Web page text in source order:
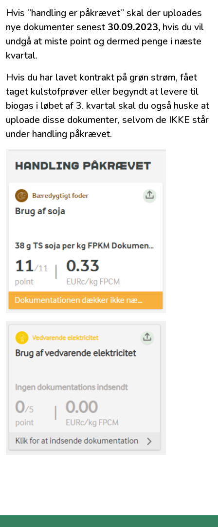
Hvis ”handling er påkrævet” skal der uploades
nye dokumenter senest 30.09.2023, hvis du vil
undgå at miste point og dermed penge i næste
kvartal.
Hvis du har lavet kontrakt på grøn strøm, fået
taget kulstofprøver eller begyndt at levere til
biogas i løbet af 3. kvartal skal du også huske at
uploade disse dokumenter, selvom de IKKE står
under handling påkrævet.